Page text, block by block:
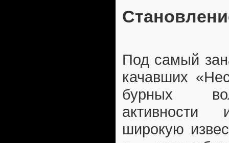
Под самый
качавших
бурных
широкую